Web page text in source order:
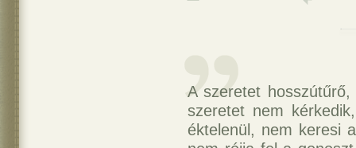
A szeretet
szeretet nem
éktelenül, nem keresi